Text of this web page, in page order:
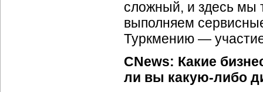
сложный, и здесь мы
выполняем
Туркмению —
CNews: Какие
ли вы какую-либо